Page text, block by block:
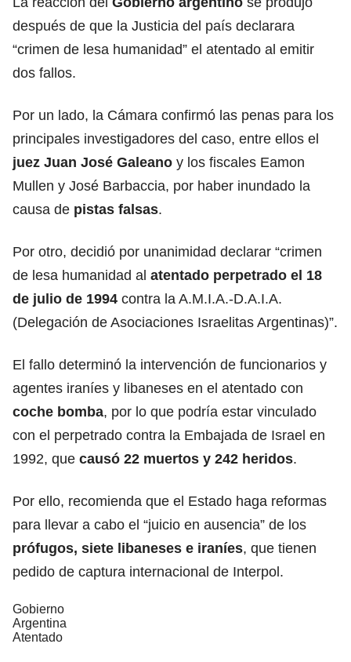
después de que la Justicia del país declarara
“crimen de lesa humanidad” el atentado al emitir
dos fallos.
Por un lado, la Cámara confirmó las penas para los
principales investigadores del caso, entre ellos el
juez Juan José Galeano y los fiscales Eamon
Mullen y José Barbaccia, por haber inundado la
causa de pistas falsas.
Por otro, decidió por unanimidad declarar “crimen
de lesa humanidad al atentado perpetrado el 18
de julio de 1994 contra la A.M.I.A.-D.A.I.A.
(Delegación de Asociaciones Israelitas Argentinas)”.
El fallo determinó la intervención de funcionarios y
agentes iraníes y libaneses en el atentado con
coche bomba, por lo que podría estar vinculado
con el perpetrado contra la Embajada de Israel en
1992, que causó 22 muertos y 242 heridos.
Por ello, recomienda que el Estado haga reformas
para llevar a cabo el “juicio en ausencia” de los
prófugos, siete libaneses e iraníes, que tienen
pedido de captura internacional de Interpol.
Gobierno
Argentina
Atentado